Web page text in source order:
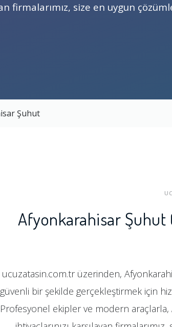
firmalarımız, size en uygun
Şuhut
Afyonkarahisar Şuhut
ucuzatasin.com.tr üzerinden,
güvenli bir şekilde gerçekleştirmek için
Profesyonel ekipler ve modern araçlarla,